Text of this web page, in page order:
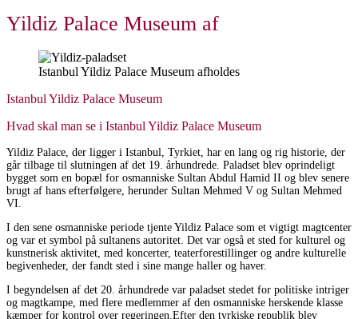
Yildiz Palace Museum af
Istanbul Yildiz Palace Museum afholdes
Istanbul Yildiz Palace Museum
Hvad skal man se i Istanbul Yildiz Palace Museum
Yildiz Palace, der ligger i Istanbul, Tyrkiet, har en lang og rig historie, der
går tilbage til slutningen af det 19. århundrede. Paladset blev oprindeligt
bygget som en bopæl for osmanniske Sultan Abdul Hamid II og blev senere
brugt af hans efterfølgere, herunder Sultan Mehmed V og Sultan Mehmed
VI.
I den sene osmanniske periode tjente Yildiz Palace som et vigtigt magtcenter
og var et symbol på sultanens autoritet. Det var også et sted for kulturel og
kunstnerisk aktivitet, med koncerter, teaterforestillinger og andre kulturelle
begivenheder, der fandt sted i sine mange haller og haver.
I begyndelsen af det 20. århundrede var paladset stedet for politiske intriger
og magtkampe, med flere medlemmer af den osmanniske herskende klasse
kæmper for kontrol over regeringen.Efter den tyrkiske republik blev